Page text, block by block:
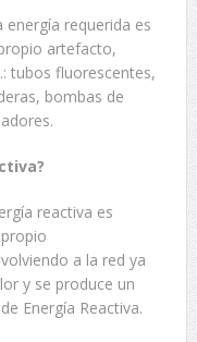
energía requerida es
artefacto,
tubos fluorescentes,
bombas de
reactiva es
a la red ya
y se produce un
Energía Reactiva.